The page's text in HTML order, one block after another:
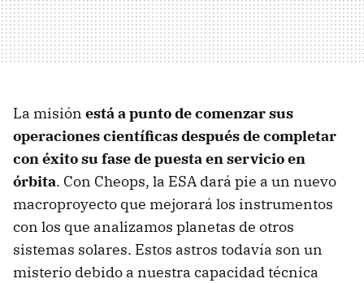
La misión está a punto de comenzar sus
operaciones científicas después de completar
con éxito su fase de puesta en servicio en
órbita. Con Cheops, la ESA dará pie a un nuevo
macroproyecto que mejorará los instrumentos
con los que analizamos planetas de otros
sistemas solares. Estos astros todavía son un
misterio debido a nuestra capacidad técnica